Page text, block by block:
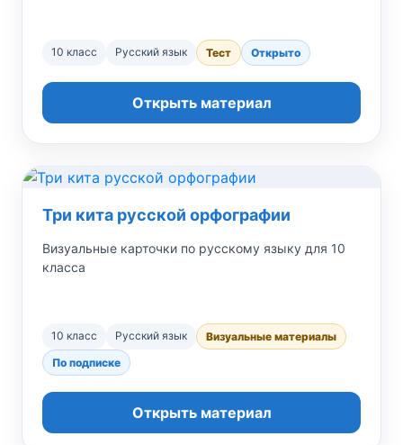
10 класс Русский язык Тест Открыто
Открыть материал
Три кита русской орфографии
Визуальные карточки по русскому языку для 10
класса
10 класс Русский язык
Визуальные материалы
По подписке
Открыть материал